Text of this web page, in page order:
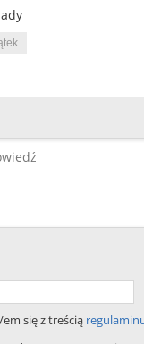
em się z treścią